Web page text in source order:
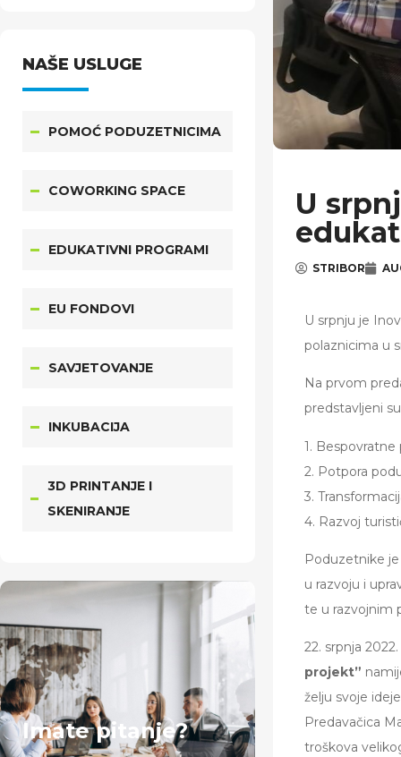
NAŠE USLUGE
POMOĆ PODUZETNICIMA
COWORKING SPACE
EDUKATIVNI PROGRAMI
EU FONDOVI
SAVJETOVANJE
INKUBACIJA
3D PRINTANJE I
SKENIRANJE
Imate pitanje?
U
STRIBOR
U srpnju je
polaznicima u
Na prvom
predstavljeni
1.
2. Potpora
3.
4. Razvoj
Poduzetnike
u razvoju i
te u razvojnim
22. srpnja
projekt”
želju svoje
Predavačica
troškova